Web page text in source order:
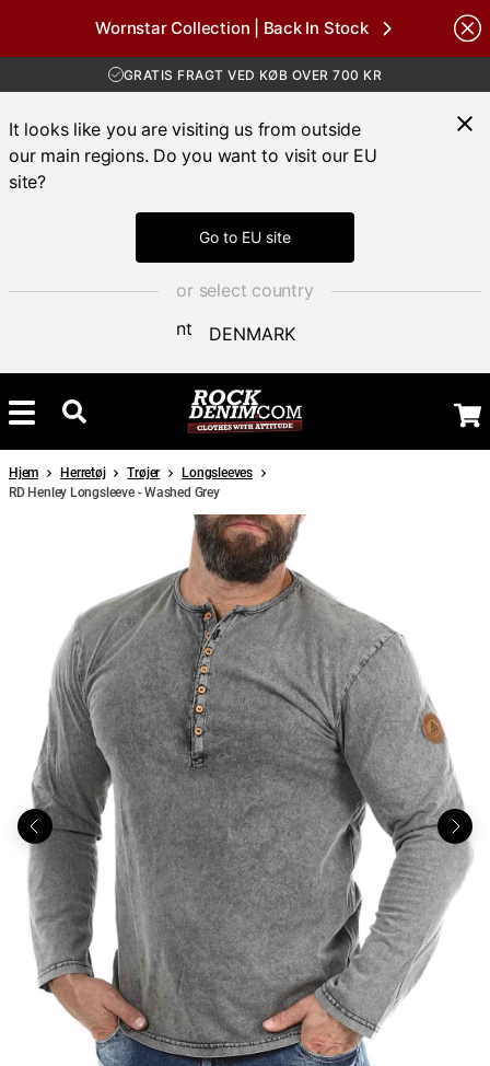
Wornstar Collection | Back In Stock
30 DAGES ÅBENT KØB
GRATIS FRAGT VED KØB OVER 700 KR
It looks like you are visiting us from outside
our main regions. Do you want to visit our EU
site?
Go to EU site
or select country
DENMARK
Hjem Herretøj Trøjer
Longsleeves
RD Henley Longsleeve - Washed Grey